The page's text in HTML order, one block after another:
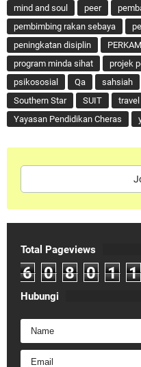
mind and soul
peer
pembimbing rakan sebaya
peningkatan disiplin
program minda sihat
projek
psikososial
Qa sahsiah
Southern Star
SUIT
Yayasan Pendidikan Cheras
Total Pageviews
6 0 8 0 1 1
Hubungi